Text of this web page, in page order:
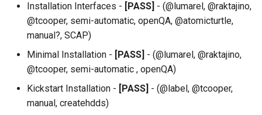
QA:Testcase Template
QA:Testcase VNC Graphics
Mode
Installation Interfaces - [PASS] - (@lumarel, @raktajino,
@tcooper, semi-automatic, openQA, @atomicturtle,
manual?, SCAP)
Minimal Installation - [PASS] - (@lumarel, @raktajino,
@tcooper, semi-automatic , openQA)
Kickstart Installation - [PASS] - (@label, @tcooper,
manual, createhdds)